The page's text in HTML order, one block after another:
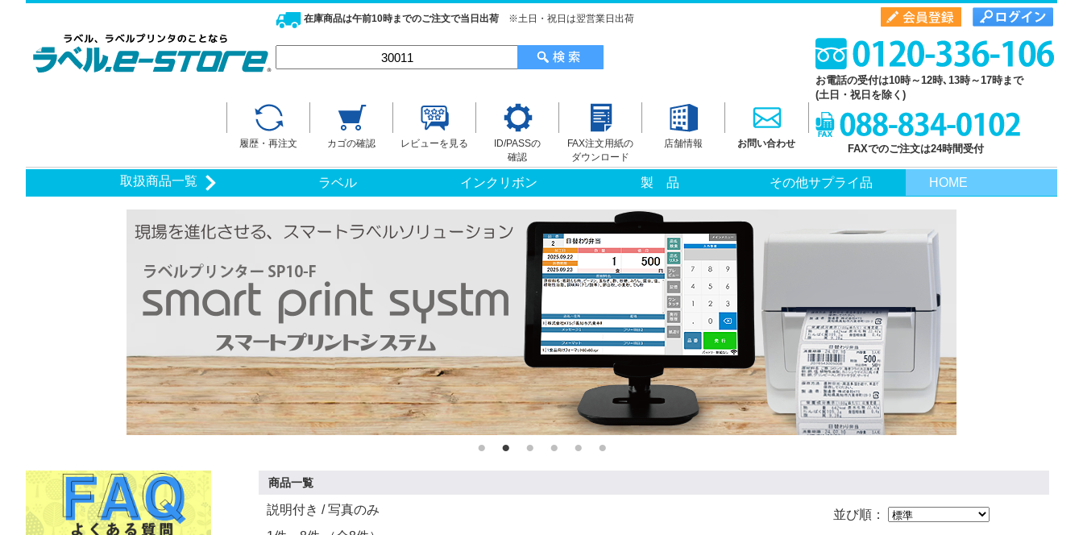
在庫商品は午前10時までのご注文で当日出荷 ※土日・祝日は翌営業日出荷
お電話の受付は10時～12時､13時～17時まで
(土日・祝日を除く)
履歴・再注文 カゴの確認 レビューを見る
ID/PASSの
確認
FAX注文用紙の
ダウンロード
店舗情報 お問い合わせ FAXでのご注文は24時間受付
取扱商品一覧 ラベル インクリボン 製 品 その他サプライ品 HOME
商品一覧
並び順：
説明付き / 写真のみ